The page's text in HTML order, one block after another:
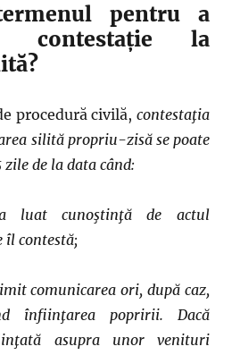
pentru a
contestație la
procedură civilă, contestaţia
silită propriu-zisă se poate
zile de la data când:
luat cunoştinţă de actul
îl contestă;
comunicarea ori, după caz,
înfiinţarea popririi. Dacă
asupra unor venituri